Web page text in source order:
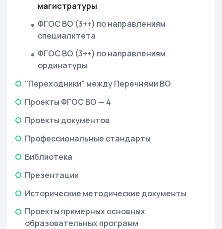
магистратуры
ФГОС ВО (3++) по направлениям
специалитета
ФГОС ВО (3++) по направлениям
ординатуры
"Переходники" между Перечнями ВО
Проекты ФГОС ВО — 4
Проекты документов
Профессиональные стандарты
Библиотека
Презентации
Исторические методические документы
Проекты примерных основных
образовательных программ